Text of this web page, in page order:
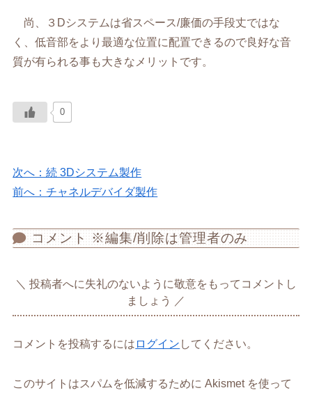
尚、３Dシステムは省スペース/廉価の手段丈ではな
く、低音部をより最適な位置に配置できるので良好な音
質が有られる事も大きなメリットです。
0
次へ：続 3Dシステム製作
前へ：チャネルデバイダ製作
コメント ※編集/削除は管理者のみ
投稿者へに失礼のないように敬意をもってコメントし
ましょう
コメントを投稿するには ログイン してください。
このサイトはスパムを低減するために Akismet を使って